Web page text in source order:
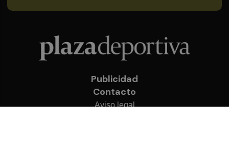
Publicidad
Contacto
Aviso legal